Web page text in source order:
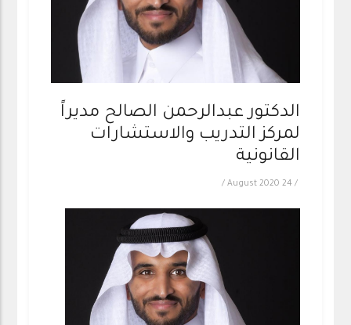
الدكتور عبدالرحمن الصالح مديراً
لمركز التدريب والاستشارات
القانونية
/
24 August 2020
/